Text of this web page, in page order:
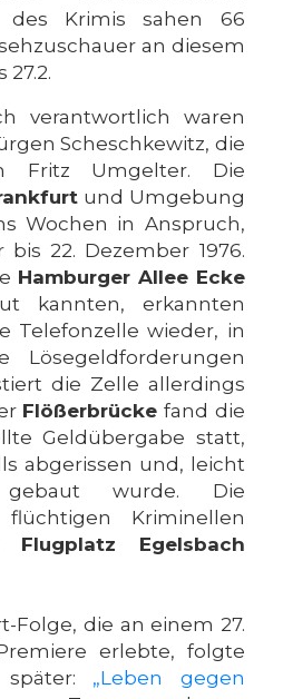
des Krimis sahen 66
an diesem
verantwortlich waren
Scheschkewitz, die
Fritz Umgelter. Die
und Umgebung
Wochen in Anspruch,
22. Dezember 1976.
Hamburger Allee Ecke
kannten, erkannten
Telefonzelle wieder, in
Lösegeldforderungen
die Zelle allerdings
Flößerbrücke fand die
Geldübergabe statt,
abgerissen und, leicht
wurde. Die
Kriminellen
Flugplatz Egelsbach
Folge, die an einem 27.
erlebte, folgte
„Leben gegen